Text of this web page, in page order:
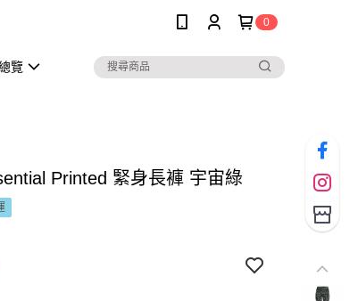
0
覽
Printed 緊身長褲 宇宙綠